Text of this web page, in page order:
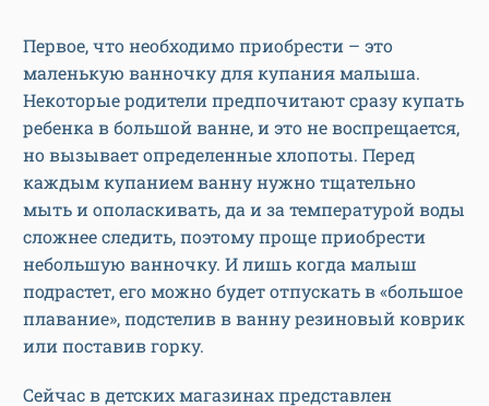
Первое, что необходимо приобрести – это
маленькую ванночку для купания малыша.
Некоторые родители предпочитают сразу купать
ребенка в большой ванне, и это не воспрещается,
но вызывает определенные хлопоты. Перед
каждым купанием ванну нужно тщательно
мыть и ополаскивать, да и за температурой воды
сложнее следить, поэтому проще приобрести
небольшую ванночку. И лишь когда малыш
подрастет, его можно будет отпускать в «большое
плавание», подстелив в ванну резиновый коврик
или поставив горку.
Сейчас в детских магазинах представлен